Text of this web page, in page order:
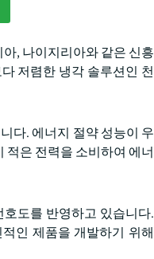
, 나이지리아와 같은 신흥
저렴한 냉각 솔루션인 천
다. 에너지 절약 성능이 우
적은 전력을 소비하여 에너
도를 반영하고 있습니다.
인 제품을 개발하기 위해